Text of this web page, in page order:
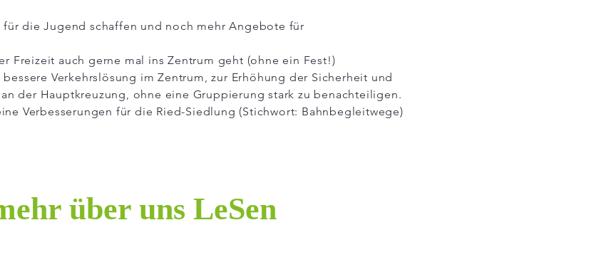
die Jugend schaffen und noch mehr Angebote für
Freizeit auch gerne mal ins Zentrum geht (ohne ein Fest!)
Verkehrslösung im Zentrum, zur Erhöhung der Sicherheit und
der Hauptkreuzung, ohne eine Gruppierung stark zu benachteiligen.
Verbesserungen für die Ried-Siedlung (Stichwort: Bahnbegleitwege)
über uns LeSen